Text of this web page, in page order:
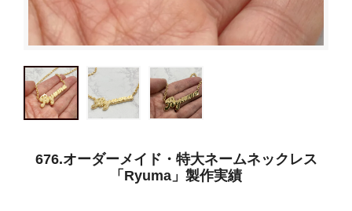
676.オーダーメイド・特大ネームネックレス
「Ryuma」製作実績